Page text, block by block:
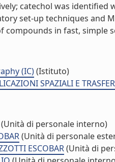
catechol was
set-up techniques and
compounds in fast, simple
(IC)(Istituto)
SPAZIALI E
(Unità di personale interno)
(Unità di personale
ESCOBAR(Unità di